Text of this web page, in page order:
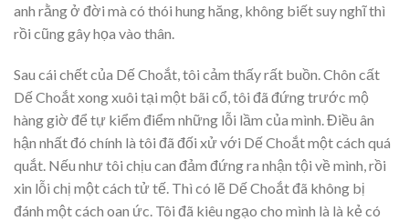
anh rằng ở đời mà có thói hung hăng, không biết suy nghĩ thì
rồi cũng gây họa vào thân.
Sau cái chết của Dế Choắt, tôi cảm thấy rất buồn. Chôn cất
Dế Choắt xong xuôi tại một bãi cổ, tôi đã đứng trước mộ
hàng giờ để tự kiểm điểm những lỗi lầm của mình. Điều ân
hận nhất đó chính là tôi đã đối xử với Dế Choắt một cách quá
quắt. Nếu như tôi chịu can đảm đứng ra nhận tội về mình, rồi
xin lỗi chị một cách tử tế. Thì có lẽ Dế Choắt đã không bị
đánh một cách oan ức. Tôi đã kiêu ngạo cho mình là là kẻ có